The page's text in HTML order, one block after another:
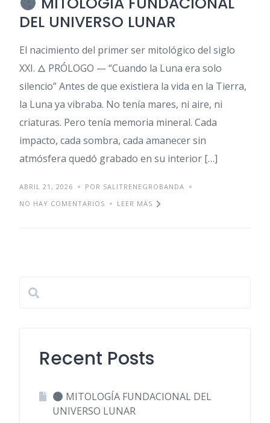
DEL UNIVERSO LUNAR
El nacimiento del primer ser mitológico del siglo
XXI. 🜂 PRÓLOGO — “Cuando la Luna era solo
silencio” Antes de que existiera la vida en la Tierra,
la Luna ya vibraba. No tenía mares, ni aire, ni
criaturas. Pero tenía memoria mineral. Cada
impacto, cada sombra, cada amanecer sin
atmósfera quedó grabado en su interior […]
ABRIL 21, 2026
POR SALITRENEGROBANDA
NO HAY COMENTARIOS
LEER MÁS
Recent Posts
MITOLOGÍA FUNDACIONAL DEL
UNIVERSO LUNAR